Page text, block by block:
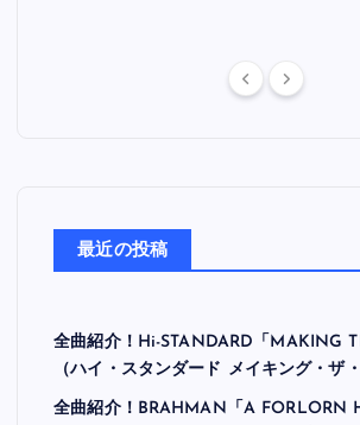
最近の投稿
全曲紹介！Hi-STANDARD「MAKING
（ハイ・スタンダード メイキング・ザ
全曲紹介！BRAHMAN「A FORLORN